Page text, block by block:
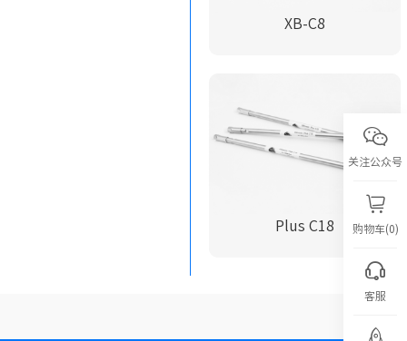
XB-C8
Plus C18
关注公众号
购物车(0)
客服